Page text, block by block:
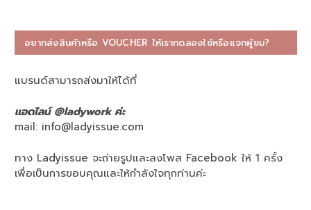
อยากส่งสินค้าหรือ VOUCHER ให้เราทดลองใช้หรือแจกผู้ชม?
แบรนด์สามารถส่งมาให้ได้ที่
แอดไลน์ @ladywork ค่ะ
mail: info@ladyissue.com
ทาง Ladyissue จะถ่ายรูปและลงโพส Facebook ให้ 1 ครั้ง
เพื่อเป็นการขอบคุณและให้กำลังใจทุกท่านค่ะ